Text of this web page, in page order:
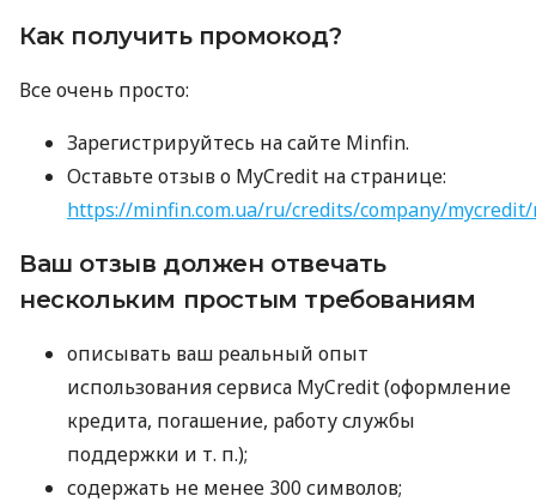
Как получить промокод?
Все очень просто:
Зарегистрируйтесь на сайте Minfin.
Оставьте отзыв о MyCredit на странице:
https://minfin.com.ua/ru/credits/company/
Ваш отзыв должен отвечать
нескольким простым требованиям
описывать ваш реальный опыт
использования сервиса MyCredit (оформление
кредита, погашение, работу службы
поддержки и т. п.);
содержать не менее 300 символов;